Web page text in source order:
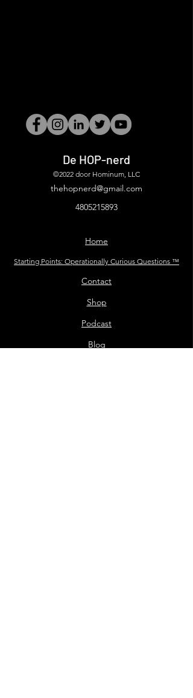
De HOP-nerd
©2022 door Hominum, LLC
thehopnerd@gmail.com
4805215893
Home
Starting Points: Operationally Curious Questions ™
Contact
Shop
Podcast
Blog